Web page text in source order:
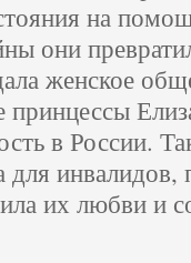
на
они
женское
в России.
для
их любви и